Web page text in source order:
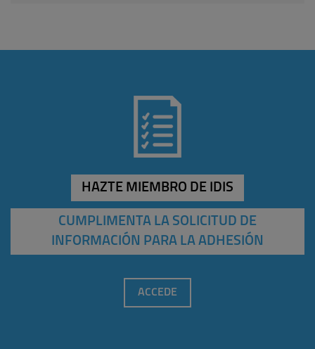
HAZTE MIEMBRO DE IDIS
CUMPLIMENTA LA SOLICITUD DE
INFORMACIÓN PARA LA ADHESIÓN
ACCEDE